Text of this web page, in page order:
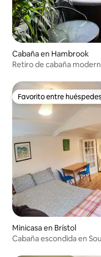
Cabaña en Hambrook
Retiro de cabaña
Favorito entre huéspedes
Favorito entre huéspedes
Minicasa en Brístol
Cabaña escondida en